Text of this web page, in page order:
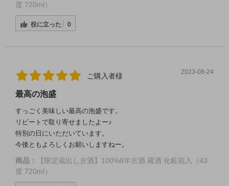
度 720ml）
役に立った 0
ご購入者様 2023-08-24
最高の泡盛
すっごく美味しい最高の泡盛です。
リピートで取り寄せましたよー♪
特別の日にいただいています。
今後ともよろしくお願いしますねー。
商品：
【限定蔵出し古酒】100%8年古酒 蔵酒 化粧箱入（43
度 720ml）